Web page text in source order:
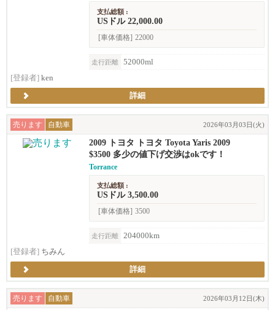
支払総額 :
USドル 22,000.00
[車体価格] 22000
走行距離
52000ml
[登録者] ken
詳細
売ります 自動車 2026年03月03日(火)
2009 トヨタ トヨタ Toyota Yaris 2009
$3500 多少の値下げ交渉はokです！
Torrance
支払総額 :
USドル 3,500.00
[車体価格] 3500
走行距離
204000km
[登録者] ちみん
詳細
売ります 自動車 2026年03月12日(木)